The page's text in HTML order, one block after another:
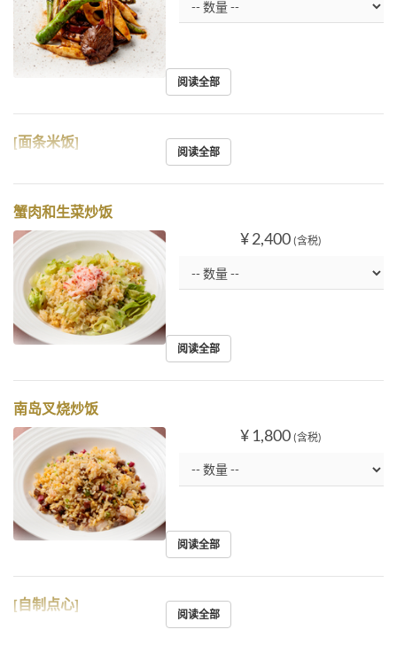
阅读全部
[面条米饭]
阅读全部
蟹肉和生菜炒饭
¥ 2,400 (含税)
阅读全部
南岛叉烧炒饭
¥ 1,800 (含税)
阅读全部
[自制点心]
阅读全部